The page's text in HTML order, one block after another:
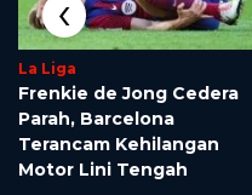
La Liga
Frenkie de Jong Cedera
Parah, Barcelona
Terancam Kehilangan
Motor Lini Tengah